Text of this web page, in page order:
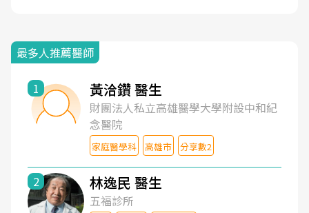
最多人推薦醫師
1 黃洽鑽 醫生
財團法人私立高雄醫學大學附設中和紀
念醫院
家庭醫學科 高雄市 分享數2
2 林逸民 醫生
五福診所